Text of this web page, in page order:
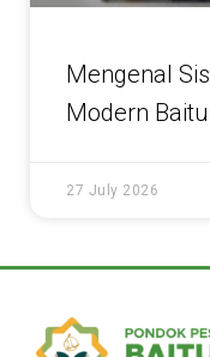
Mengenal
Modern
27 July 2026